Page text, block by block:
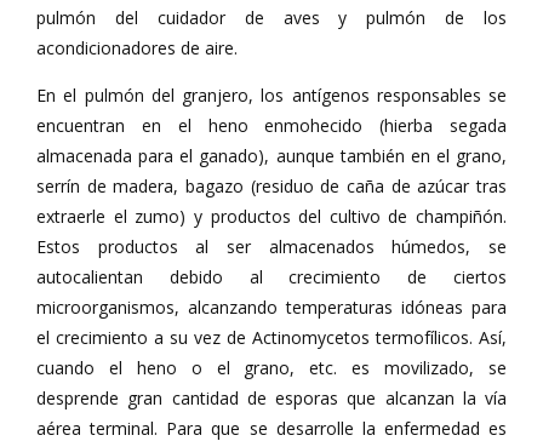
pulmón del cuidador de aves y pulmón de los
acondicionadores de aire.
En el pulmón del granjero, los antígenos responsables se
encuentran en el heno enmohecido (hierba segada
almacenada para el ganado), aunque también en el grano,
serrín de madera, bagazo (residuo de caña de azúcar tras
extraerle el zumo) y productos del cultivo de champiñón.
Estos productos al ser almacenados húmedos, se
autocalientan debido al crecimiento de ciertos
microorganismos, alcanzando temperaturas idóneas para
el crecimiento a su vez de Actinomycetos termofílicos. Así,
cuando el heno o el grano, etc. es movilizado, se
desprende gran cantidad de esporas que alcanzan la vía
aérea terminal. Para que se desarrolle la enfermedad es